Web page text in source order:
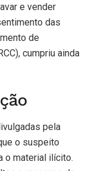
e vender
das
de
cumpriu ainda
pela
o suspeito
o material ilícito.